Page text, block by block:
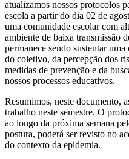
atualizamos nossos protocolos
escola a partir do dia 02 de
uma comunidade escolar com
ambiente de baixa
permanece sendo sustentar
do coletivo, da percepção dos
medidas de prevenção e da
nossos processos educativos.
Resumimos, neste documento,
trabalho neste semestre. O
ao longo da próxima semana
postura, poderá ser revisto no
do contexto da epidemia.